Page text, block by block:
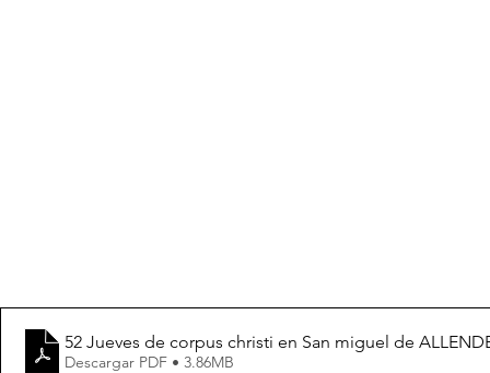
52 Jueves de corpus christi en San miguel de
Descargar PDF • 3.86MB